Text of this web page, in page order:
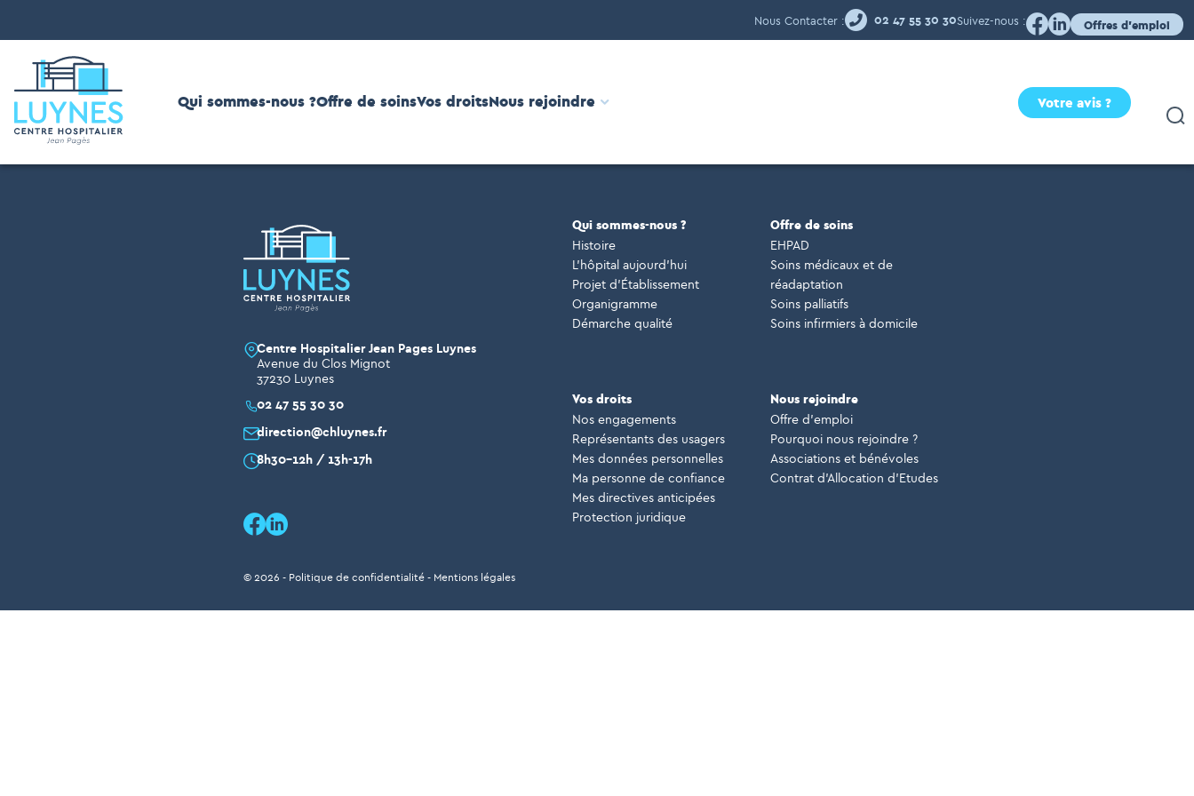
Nous Contacter : 02 47 55 30 30Suivez-nous : Offres d'emploi
Qui sommes-nous ?Offre de soinsVos droitsNous rejoindre Votre avis ?
Centre Hospitalier Jean Pages Luynes
Avenue du Clos Mignot
37230 Luynes
02 47 55 30 30
direction@chluynes.fr
8h30-12h / 13h-17h
© 2026 - Politique de confidentialité - Mentions légales
Qui sommes-nous ?
Histoire
L’hôpital aujourd’hui
Projet d’Établissement
Organigramme
Démarche qualité
Offre de soins
EHPAD
Soins médicaux et de
réadaptation
Soins palliatifs
Soins infirmiers à domicile
Vos droits
Nos engagements
Représentants des usagers
Mes données personnelles
Ma personne de confiance
Mes directives anticipées
Protection juridique
Nous rejoindre
Offre d’emploi
Pourquoi nous rejoindre ?
Associations et bénévoles
Contrat d’Allocation d’Etudes